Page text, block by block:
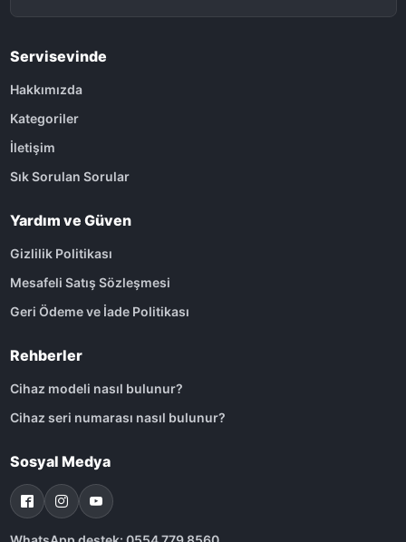
Servisevinde
Hakkımızda
Kategoriler
İletişim
Sık Sorulan Sorular
Yardım ve Güven
Gizlilik Politikası
Mesafeli Satış Sözleşmesi
Geri Ödeme ve İade Politikası
Rehberler
Cihaz modeli nasıl bulunur?
Cihaz seri numarası nasıl bulunur?
Sosyal Medya